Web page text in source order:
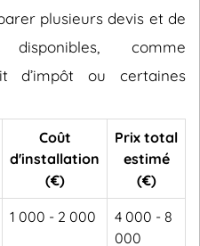
plusieurs devis et de
comme
d’impôt ou certaines
Coût
d'installation
(€)
Prix total
estimé
(€)
1 000 - 2 000
4 000 - 8
000